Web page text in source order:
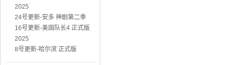
2025
24号更新-安多 神剧第二季
16号更新-美国队长4 正式版
2025
8号更新-哈尔滨 正式版